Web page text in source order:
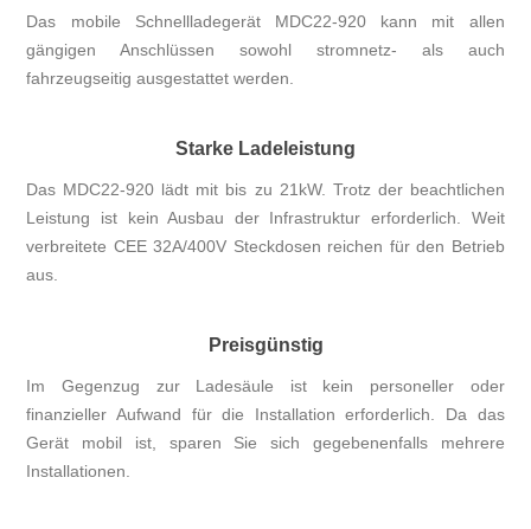
Das mobile Schnellladegerät MDC22-920 kann mit allen
gängigen Anschlüssen sowohl stromnetz- als auch
fahrzeugseitig ausgestattet werden.
Starke Ladeleistung
Das MDC22-920 lädt mit bis zu 21kW. Trotz der beachtlichen
Leistung ist kein Ausbau der Infrastruktur erforderlich. Weit
verbreitete CEE 32A/400V Steckdosen reichen für den Betrieb
aus.
Preisgünstig
Im Gegenzug zur Ladesäule ist kein personeller oder
finanzieller Aufwand für die Installation erforderlich. Da das
Gerät mobil ist, sparen Sie sich gegebenenfalls mehrere
Installationen.